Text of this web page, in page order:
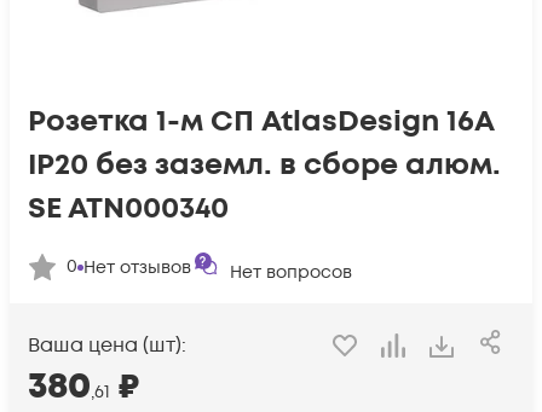
Розетка 1-м СП AtlasDesign 16А
IP20 без заземл. в сборе алюм.
SE ATN000340
0 Нет отзывов Нет вопросов
Ваша цена (шт):
380,61 ₽